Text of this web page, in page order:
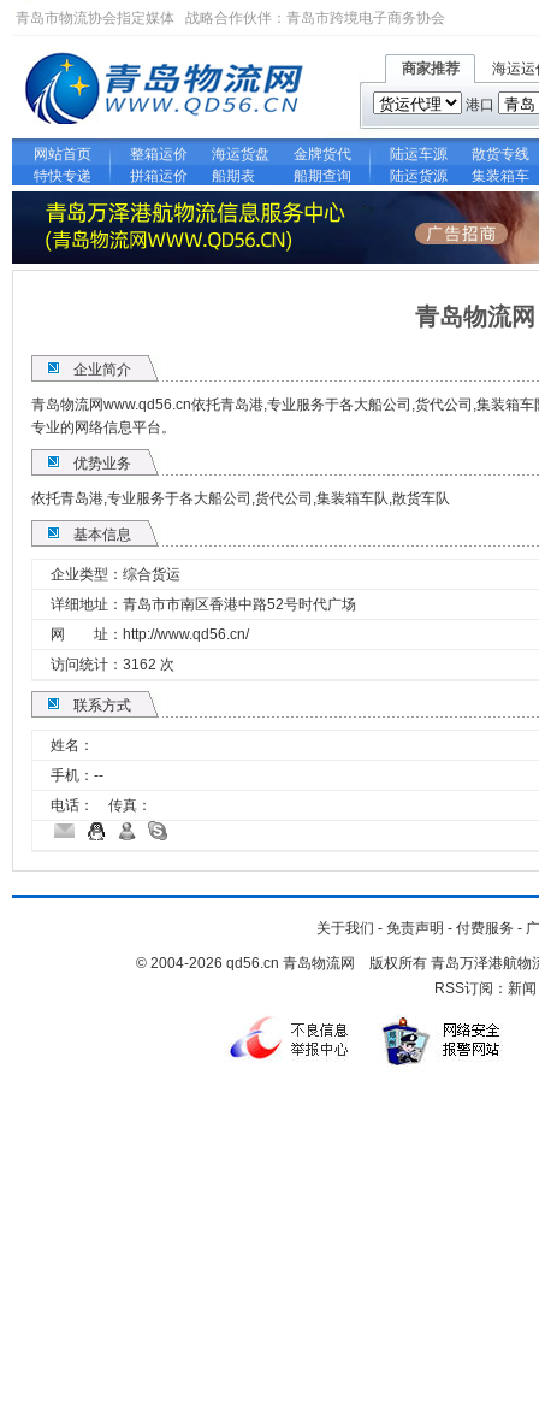
青岛市物流协会指定媒体 战略合作伙伴： 青岛市跨境电子商务协会
商家推荐 海运运
港口
网站首页 整箱运价 海运货盘 金牌货代 陆运车源
散货专线
特快专递
拼箱运价 船期表 船期查询 陆运货源 集装箱车
青岛物流网
企业简介
青岛物流网www.qd56.cn依托青岛港,专业服务于各大船公司,货代公司,集装箱
专业的网络信息平台。
优势业务
依托青岛港,专业服务于各大船公司,货代公司,集装箱车队,散货车队
基本信息
企业类型：综合货运
详细地址：青岛市市南区香港中路52号时代广场
网 址： http://www.qd56.cn/
访问统计：3162 次
联系方式
姓名：
手机： --
电话： 传真：
关于我们 - 免责声明 - 付费服务 -
© 2004-2026 qd56.cn 青岛物流网 版权所有 青岛万泽港航物
RSS订阅： 新闻